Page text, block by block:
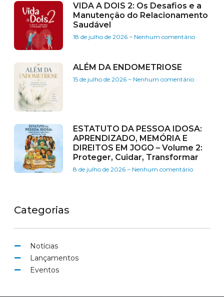
VIDA A DOIS 2: Os Desafios e a
Manutenção do Relacionamento
Saudável
18 de julho de 2026 Nenhum comentário
ALÉM DA ENDOMETRIOSE
15 de julho de 2026 Nenhum comentário
ESTATUTO DA PESSOA IDOSA:
APRENDIZADO, MEMÓRIA E
DIREITOS EM JOGO – Volume 2:
Proteger, Cuidar, Transformar
8 de julho de 2026 Nenhum comentário
Categorias
Notícias
Lançamentos
Eventos